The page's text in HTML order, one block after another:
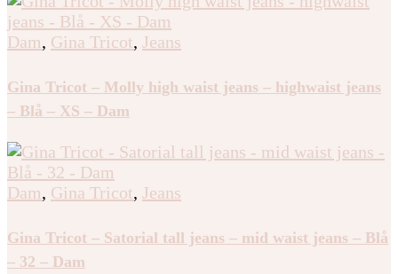
Dam, Gina Tricot, Jeans
Gina Tricot – Molly high waist jeans – highwaist jeans
– Blå – XS – Dam
Dam, Gina Tricot, Jeans
Gina Tricot – Satorial tall jeans – mid waist jeans – Blå
– 32 – Dam